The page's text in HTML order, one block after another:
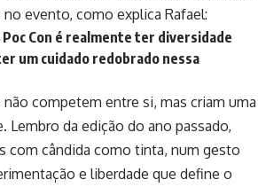
evento, como explica Rafael:
Con é realmente ter diversidade
um cuidado redobrado nessa
competem entre si, mas criam uma
da edição do ano passado,
com cândida como tinta, num gesto
e liberdade que define o